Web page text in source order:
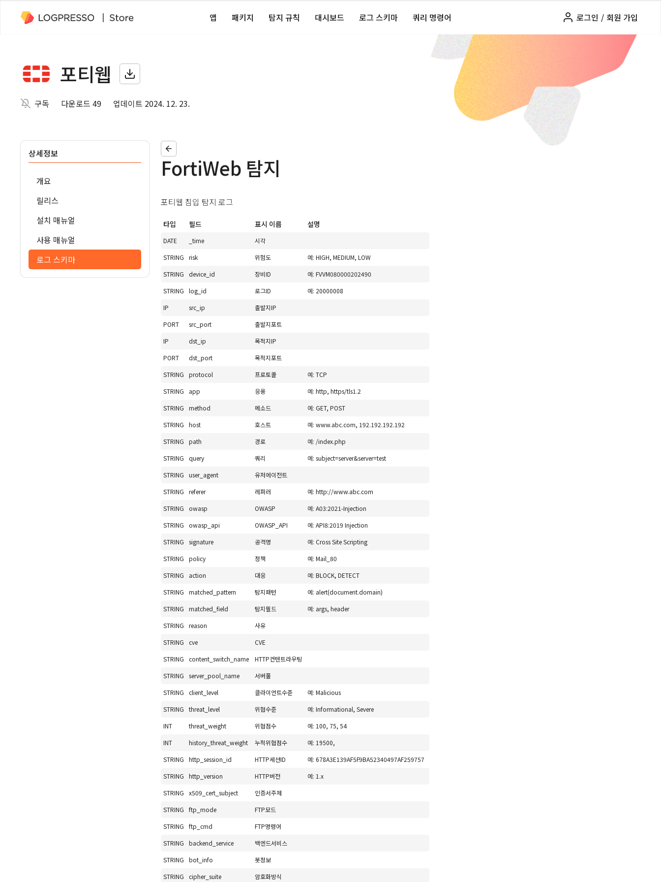
앱 패키지 탐지 규칙 대시보드 로그 스키마 쿼리 명령어 로그인 / 회원 가입
포티웹
구독 다운로드 49 업데이트 2024. 12. 23.
상세정보
개요
릴리스
설치 매뉴얼
사용 매뉴얼
로그 스키마
FortiWeb 탐지
포티웹 침입 탐지 로그
타입 필드 표시 이름 설명
DATE _time
시각
STRING
risk 위험도
예: HIGH, MEDIUM, LOW
STRING
device_id 장비ID
예: FVVM080000202490
STRING
log_id 로그ID
예: 20000008
IP
src_ip
출발지IP
PORT
src_port
출발지포트
IP
dst_ip
목적지IP
PORT
dst_port
목적지포트
STRING
protocol 프로토콜
예: TCP
STRING
app 응용
예: http, https/tls1.2
STRING
method 메소드
예: GET, POST
STRING
host 호스트
예: www.abc.com, 192.192.192.192
STRING
path 경로
예: /index.php
STRING
query 쿼리
예: subject=server&server=test
STRING
user_agent
유저에이전트
STRING
referer 레퍼러
예: http://www.abc.com
STRING
owasp OWASP
예: A03:2021-Injection
STRING
owasp_api OWASP_API
예: API8:2019 Injection
STRING
signature 공격명
예: Cross Site Scripting
STRING
policy 정책
예: Mail_80
STRING
action 대응
예: BLOCK, DETECT
STRING
matched_pattern 탐지패턴
예: alert(document.domain)
STRING
matched_field 탐지필드
예: args, header
STRING
reason
사유
STRING
cve
CVE
STRING
content_switch_name
HTTP컨텐트라우팅
STRING
server_pool_name
서버풀
STRING
client_level 클라이언트수준
예: Malicious
STRING
threat_level 위협수준
예: Informational, Severe
INT
threat_weight 위협점수
예: 100, 75, 54
INT
history_threat_weight 누적위협점수
예: 19500,
STRING
http_session_id HTTP세션ID
예: 678A3E139AF5F9BA52340497AF259757
STRING
http_version HTTP버전
예: 1.x
STRING
x509_cert_subject
인증서주체
STRING
ftp_mode
FTP모드
STRING
ftp_cmd
FTP명령어
STRING
backend_service
백엔드서비스
STRING
bot_info
봇정보
STRING
cipher_suite 암호화방식